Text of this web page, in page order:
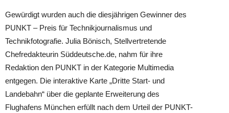
Gewürdigt wurden auch die diesjährigen Gewinner des
PUNKT – Preis für Technikjournalismus und
Technikfotografie. Julia Bönisch, Stellvertretende
Chefredakteurin Süddeutsche.de, nahm für ihre
Redaktion den PUNKT in der Kategorie Multimedia
entgegen. Die interaktive Karte „Dritte Start- und
Landebahn“ über die geplante Erweiterung des
Flughafens München erfüllt nach dem Urteil der PUNKT-